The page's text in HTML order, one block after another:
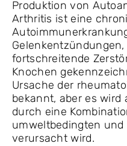
Produktion von
Arthritis ist eine
fortschreitende
Knochen
Ursache der
bekannt, aber es wird
durch eine
umweltbedingten
verursacht wird.